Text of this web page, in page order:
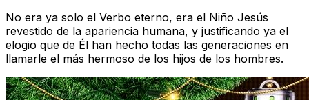
No era ya solo el Verbo eterno, era el Niño Jesús
revestido de la apariencia humana, y justificando ya el
elogio que de Él han hecho todas las generaciones en
llamarle el más hermoso de los hijos de los hombres.